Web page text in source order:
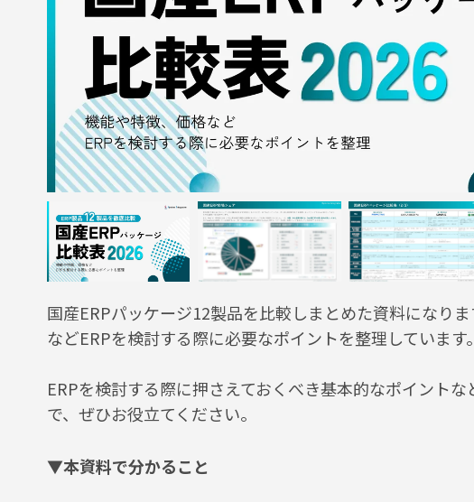
国産ERPパッケージ12製品を比較しまとめた資料になり
などERPを検討する際に必要なポイントを整理しています。
ERPを検討する際に押さえておくべき基本的なポイント
で、ぜひお役立てください。
▼本資料で分かること